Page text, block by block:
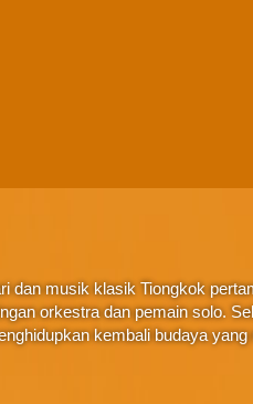
dan musik klasik Tiongkok
orkestra dan pemain solo.
kembali budaya